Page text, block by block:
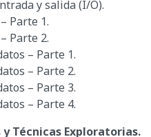
y salida (I/O).
Parte 1.
Parte 2.
– Parte 1.
– Parte 2.
– Parte 3.
– Parte 4.
Técnicas Exploratorias.